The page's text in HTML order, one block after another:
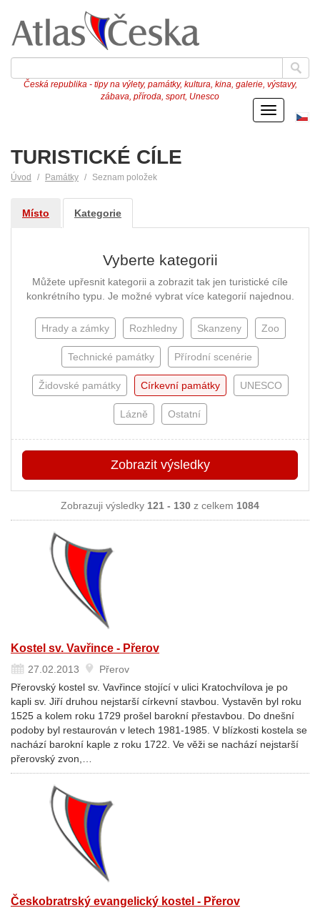
Česká republika - tipy na výlety, památky, kultura, kina, galerie, výstavy,
zábava, příroda, sport, Unesco
Menu
TURISTICKÉ CÍLE
Úvod Památky Seznam položek
Místo Kategorie
Vyberte kategorii
Můžete upřesnit kategorii a zobrazit tak jen turistické cíle
konkrétního typu. Je možné vybrat více kategorií najednou.
Hrady a zámky Rozhledny Skanzeny Zoo
Technické památky Přírodní scenérie
Židovské památky Církevní památky UNESCO
Lázně Ostatní
Zobrazit výsledky
Zobrazuji výsledky 121 - 130 z celkem 1084
Kostel sv. Vavřince - Přerov
27.02.2013
Přerov
Přerovský kostel sv. Vavřince stojící v ulici Kratochvílova je po
kapli sv. Jiří druhou nejstarší církevní stavbou. Vystavěn byl roku
1525 a kolem roku 1729 prošel barokní přestavbou. Do dnešní
podoby byl restaurován v letech 1981-1985. V blízkosti kostela se
nachází barokní kaple z roku 1722. Ve věži se nachází nejstarší
přerovský zvon,…
Českobratrský evangelický kostel - Přerov